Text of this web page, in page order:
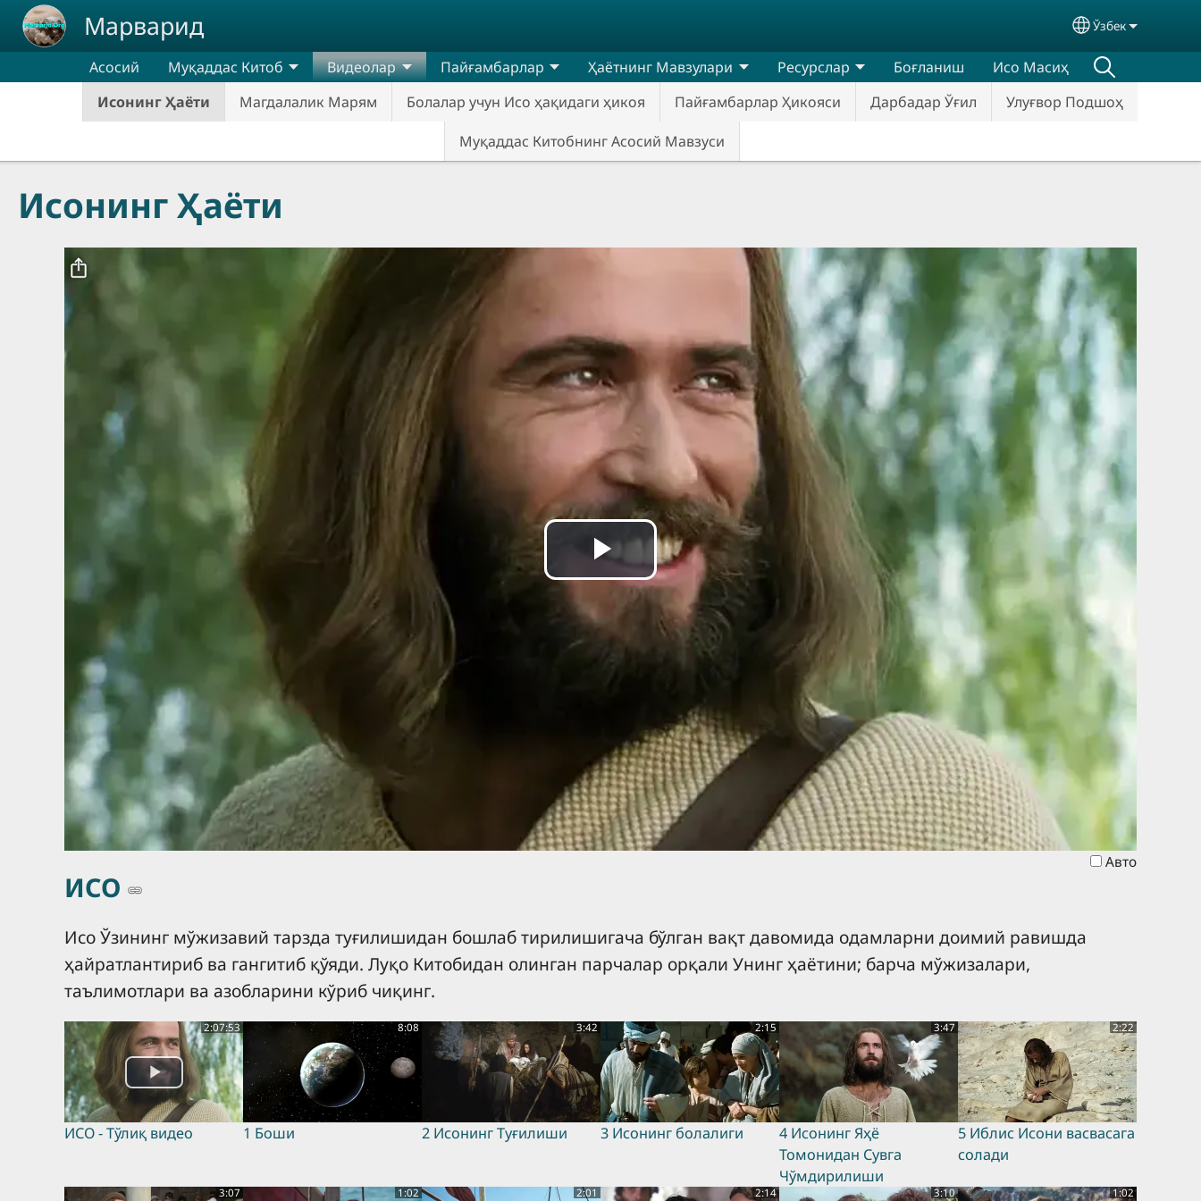
Skip to main content
Марварид Select your
Ўзбек
Асосий Муқаддас Китоб
Видеолар
Исонинг Ҳаёти
Магдалалик Марям Болалар учун Исо ҳақидаги ҳикоя Пайғамбарлар Ҳикояси Дарбадар Ўғил
Улуғвор Подшоҳ
Муқаддас Китобнинг Асосий Мавзуси
Пайғамбарлар Ҳаётнинг Мавзулари Ресурслар Боғланиш Исо Масиҳ
Исонинг Ҳаёти
Play
Video
Авто
ИСО
Исо Ўзининг мўжизавий тарзда туғилишидан бошлаб тирилишигача бўлган вақт давомида одамларни доимий равишда
ҳайратлантириб ва гангитиб қўяди. Луқо Китобидан олинган парчалар орқали Унинг ҳаётини; барча мўжизалари,
таълимотлари ва азобларини кўриб чиқинг.
2:07:53
ИСО - Тўлиқ видео
8:08
1 Боши
3:42
2 Исонинг Tуғилиши
2:15
3 Исонинг болалиги
3:47
4 Исонинг Яҳё
Томонидан Сувга
Чўмдирилиши
2:22
5 Иблис Исони васвасага
солади
3:07 1:02 2:01 2:14 3:10 1:02